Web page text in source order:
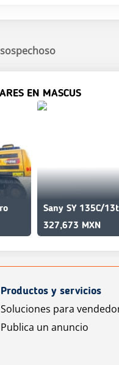
EN MASCUS
327,673 MXN
Productos y servicios
Soluciones para
Publica un anuncio